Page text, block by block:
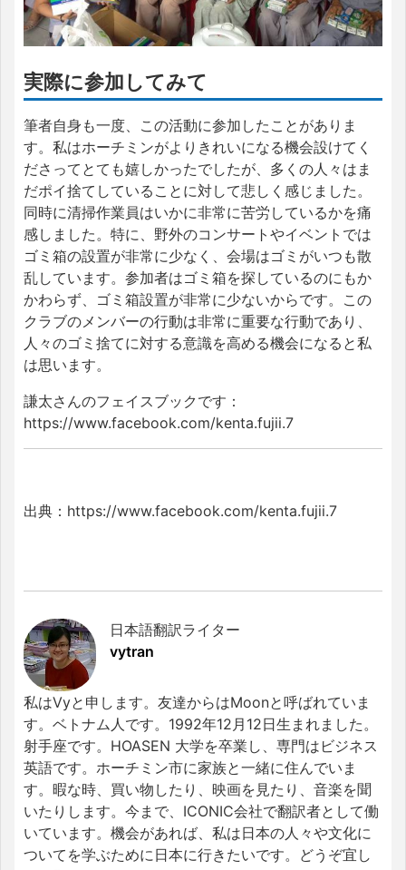
実際に参加してみて
筆者自身も一度、この活動に参加したことがありま
す。私はホーチミンがよりきれいになる機会設けてく
ださってとても嬉しかったでしたが、多くの人々はま
だポイ捨てしていることに対して悲しく感じました。
同時に清掃作業員はいかに非常に苦労しているかを痛
感しました。特に、野外のコンサートやイベントでは
ゴミ箱の設置が非常に少なく、会場はゴミがいつも散
乱しています。参加者はゴミ箱を探しているのにもか
かわらず、ゴミ箱設置が非常に少ないからです。この
クラブのメンバーの行動は非常に重要な行動であり、
人々のゴミ捨てに対する意識を高める機会になると私
は思います。
謙太さんのフェイスブックです：
https://www.facebook.com/kenta.fujii.7
出典：https://www.facebook.com/kenta.fujii.7
日本語翻訳ライター
vytran
私はVyと申します。友達からはMoonと呼ばれていま
す。ベトナム人です。1992年12月12日生まれました。
射手座です。HOASEN 大学を卒業し、専門はビジネス
英語です。ホーチミン市に家族と一緒に住んでいま
す。暇な時、買い物したり、映画を見たり、音楽を聞
いたりします。今まで、ICONIC会社で翻訳者として働
いています。機会があれば、私は日本の人々や文化に
ついてを学ぶために日本に行きたいです。どうぞ宜し